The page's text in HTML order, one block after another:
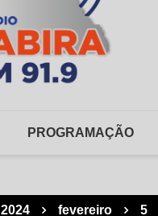
PROGRAMAÇÃO
2024 fevereiro 5